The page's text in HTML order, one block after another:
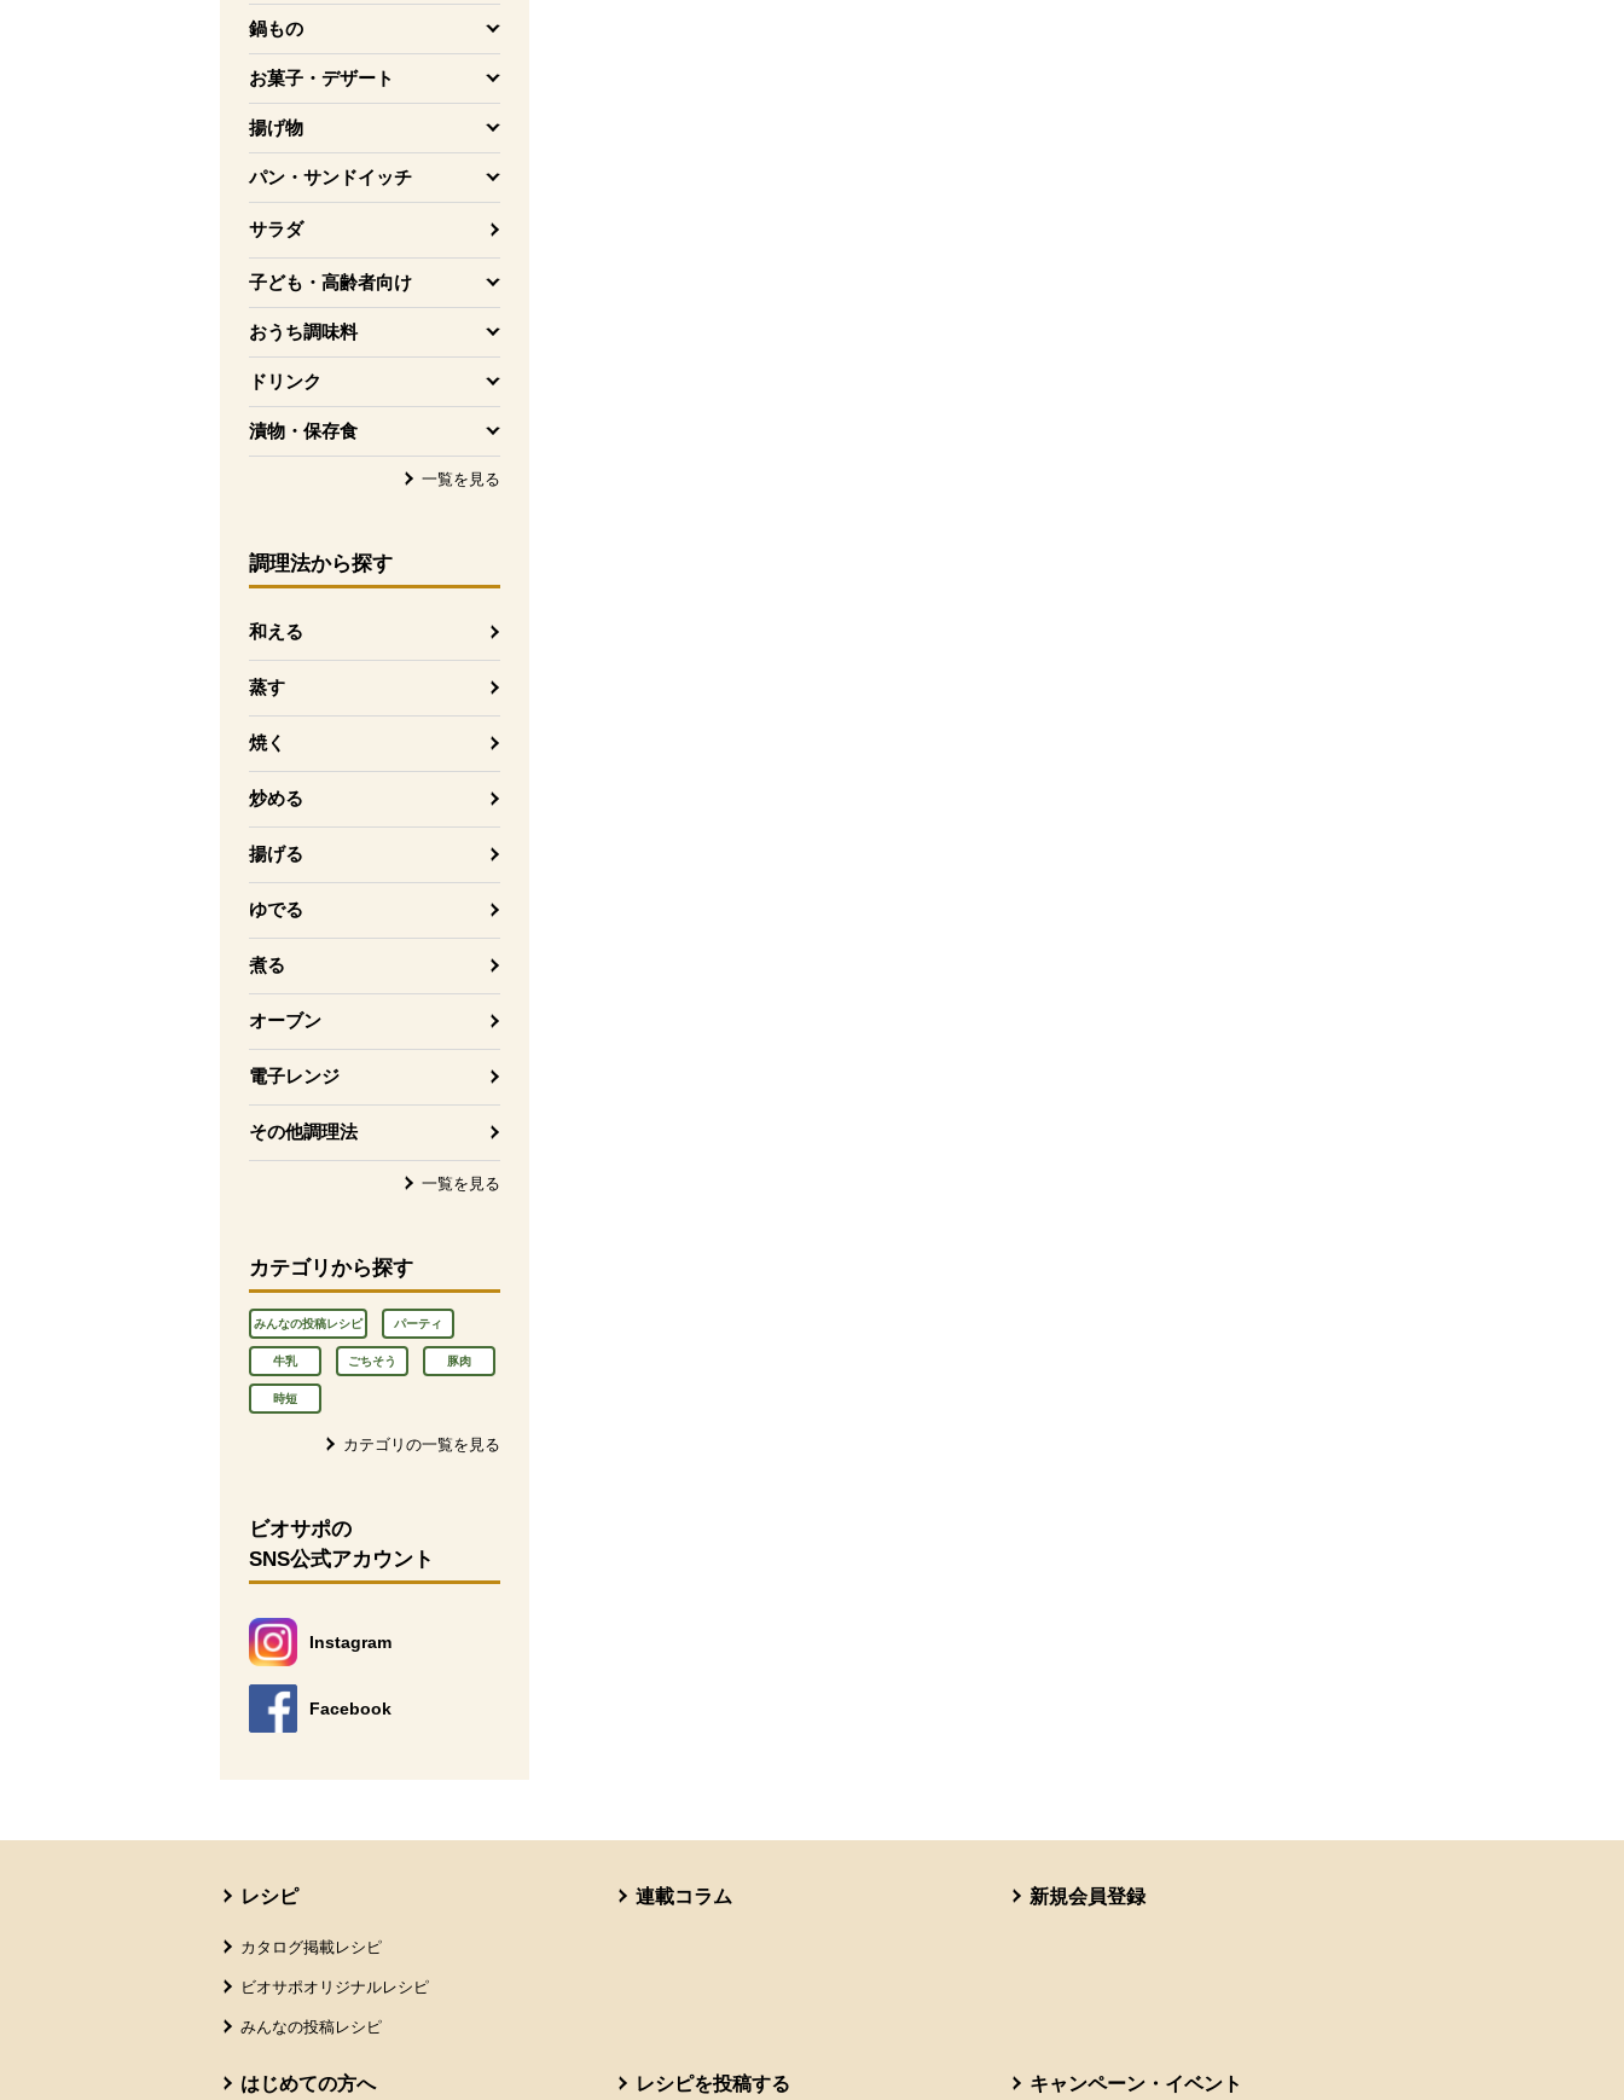
鍋もの
を開く
お菓子・デザート
を開く
揚げ物
を開く
パン・サンドイッチ
を開く
サラダ
子ども・高齢者向け
を開く
おうち調味料
を開く
ドリンク
を開く
漬物・保存食
を開く
一覧を見る
調理法から探す
和える
蒸す
焼く
炒める
揚げる
ゆでる
煮る
オーブン
電子レンジ
その他調理法
一覧を見る
カテゴリから探す
みんなの投稿レシピ パーティ
牛乳 ごちそう 豚肉
時短
カテゴリの一覧を見る
ビオサポの
SNS公式アカウント
Instagram
別のウィンドウで開きます。
Facebook
別のウィンドウで開きます。
レシピ
カタログ掲載レシピ
ビオサポオリジナルレシピ
みんなの投稿レシピ
連載コラム 新規会員登録
はじめての方へ レシピを投稿する キャンペーン・イベント